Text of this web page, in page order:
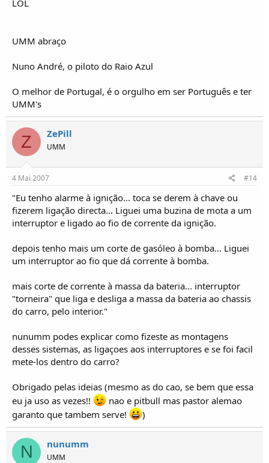
LOL
UMM abraço
Nuno André, o piloto do Raio Azul
O melhor de Portugal, é o orgulho em ser Português e ter
UMM's
Z ZePill
UMM
4 Mai 2007 #14
"Eu tenho alarme à ignição... toca se derem à chave ou
fizerem ligação directa... Liguei uma buzina de mota a um
interruptor e ligado ao fio de corrente da ignição.
depois tenho mais um corte de gasóleo à bomba... Liguei
um interruptor ao fio que dá corrente à bomba.
mais corte de corrente à massa da bateria... interruptor
"torneira" que liga e desliga a massa da bateria ao chassis
do carro, pelo interior."
nunumm podes explicar como fizeste as montagens
desses sistemas, as ligaçoes aos interruptores e se foi facil
mete-los dentro do carro?
Obrigado pelas ideias (mesmo as do cao, se bem que essa
eu ja uso as vezes!!
nao e pitbull mas pastor alemao
garanto que tambem serve!
)
N nunumm
UMM